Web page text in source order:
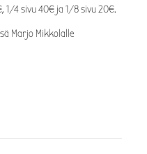
1/4 sivu 40€ ja 1/8 sivu 20€.
Marjo Mikkolalle